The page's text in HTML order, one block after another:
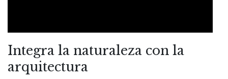
Integra la naturaleza con la
arquitectura